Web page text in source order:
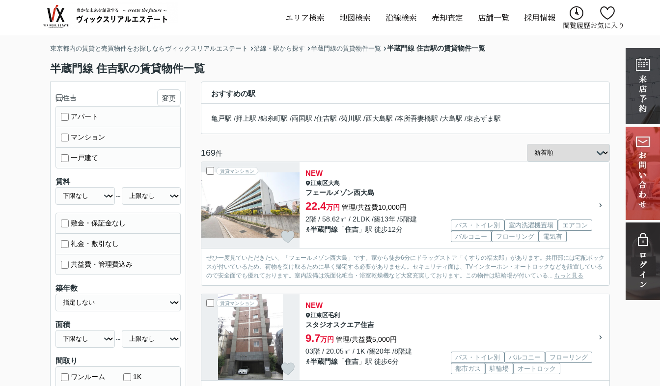
エリア検索 地図検索 沿線検索 売却査定 店舗一覧 採用情報
閲覧履歴お気に入り
東京都内の賃貸と売買物件をお探しならヴィックスリアルエステート 沿線・駅から探す 半蔵門線の賃貸物件一覧 半蔵門線 住吉駅の賃貸物件一覧
半蔵門線 住吉駅の賃貸物件一覧
おすすめの駅
亀戸駅 /押上駅 /錦糸町駅 /両国駅 /住吉駅 /菊川駅 /西大島駅 /本所吾妻橋駅 /大島駅 /東あずま駅
169件
賃貸マンション NEW
江東区大島
フェールメゾン西大島
22.4万円 管理/共益費10,000円
2階 / 58.62㎡ / 2LDK /築13年 /5階建
半蔵門線 「住吉 」駅 徒歩12分
バス・トイレ別 室内洗濯機置場
エアコン
バルコニー
フローリング 電気有
ぜひ一度見ていただきたい、「フェールメゾン西大島」です。家から徒歩6分にドラッグストア「くすりの福太郎」があります。共用部には宅配ボック
スが付いているため、荷物を受け取るために早く帰宅する必要がありません。セキュリティ面は、TVインターホン・オートロックなどを設置している
ので安全面でも優れております。室内設備は洗面化粧台・浴室乾燥機など大変充実しております。この物件は駐輪場が付いている... もっと見る
賃貸マンション NEW
江東区毛利
スタジオスクエア住吉
9.7万円 管理/共益費5,000円
03階 / 20.05㎡ / 1K /築20年 /8階建
半蔵門線 「住吉 」駅 徒歩6分
バス・トイレ別 バルコニー
フローリング
都市ガス
駐輪場 オートロック
住吉 変更
アパート
マンション
一戸建て
賃料
～
敷金・保証金なし
礼金・敷引なし
共益費・管理費込み
築年数
面積
～
間取り
ワンルーム 1K